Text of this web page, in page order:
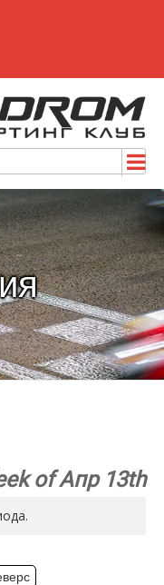
of Апр 13th